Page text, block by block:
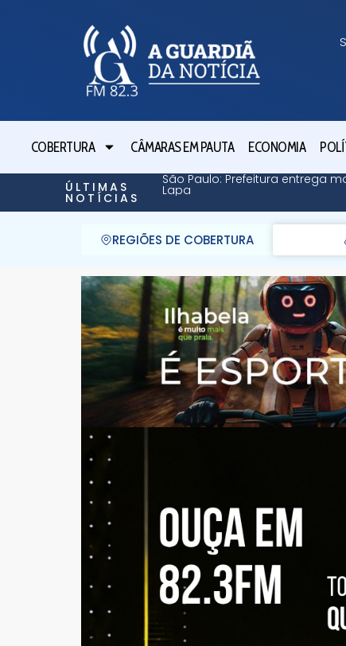
COBERTURA CÂMARAS EM PAUTA ECONOMIA
ÚLTIMAS
NOTÍCIAS
São Paulo: Prefeitura entrega
Lapa
REGIÕES DE COBERTURA